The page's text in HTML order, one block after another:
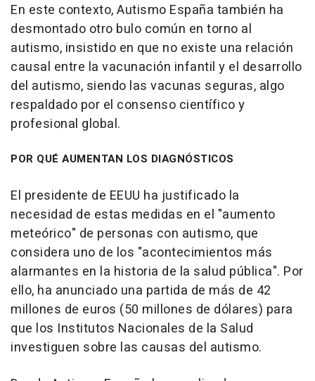
En este contexto, Autismo España también ha
desmontado otro bulo común en torno al
autismo, insistido en que no existe una relación
causal entre la vacunación infantil y el desarrollo
del autismo, siendo las vacunas seguras, algo
respaldado por el consenso científico y
profesional global.
POR QUÉ AUMENTAN LOS DIAGNÓSTICOS
El presidente de EEUU ha justificado la
necesidad de estas medidas en el "aumento
meteórico" de personas con autismo, que
considera uno de los "acontecimientos más
alarmantes en la historia de la salud pública". Por
ello, ha anunciado una partida de más de 42
millones de euros (50 millones de dólares) para
que los Institutos Nacionales de la Salud
investiguen sobre las causas del autismo.